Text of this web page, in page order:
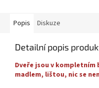
Popis Diskuze
Detailní popis
Dveře jsou v
madlem, lištou, nic se